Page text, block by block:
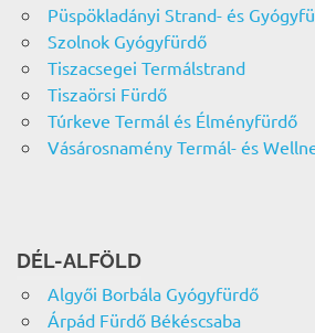
Püspökladányi Strand- és
Szolnok Gyógyfürdő
Tiszacsegei Termálstrand
Tiszaörsi Fürdő
Túrkeve Termál és Élményfürdő
Vásárosnamény Termál- és
DÉL-ALFÖLD
Algyői Borbála Gyógyfürdő
Árpád Fürdő Békéscsaba